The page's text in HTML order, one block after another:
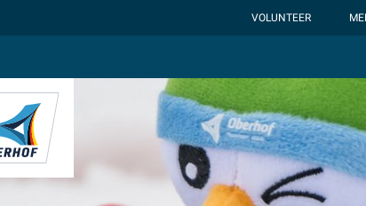
VOLUNTEER